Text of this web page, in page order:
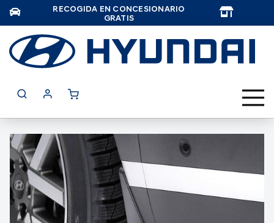
RECOGIDA EN CONCESIONARIO
GRATIS
Saltar
al
final
de
la
galería